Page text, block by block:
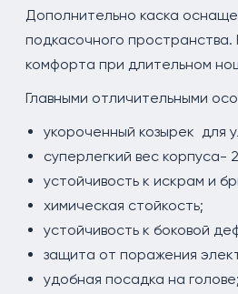
Дополнительно каска
подкасочного пространства.
комфорта при длительном
Главными отличительными
укороченный козырек для
суперлегкий вес корпуса-
устойчивость к искрам и
химическая стойкость;
устойчивость к боковой
защита от поражения
удобная посадка на голове;